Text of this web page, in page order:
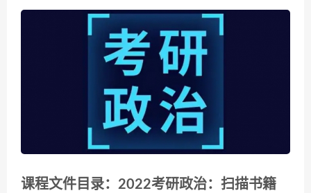
课程文件目录：2022考研政治：扫描书籍